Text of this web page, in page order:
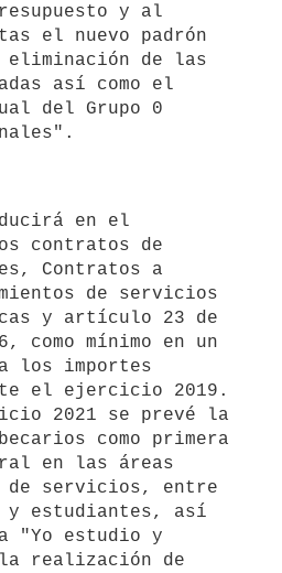
y al
el nuevo padrón
eliminación de las
así como el
del Grupo 0
contratos de
Contratos a
de servicios
y artículo 23 de
como mínimo en un
los importes
el ejercicio 2019.
como primera
en las áreas
de servicios, entre
y estudiantes, así
"Yo estudio y
realización de